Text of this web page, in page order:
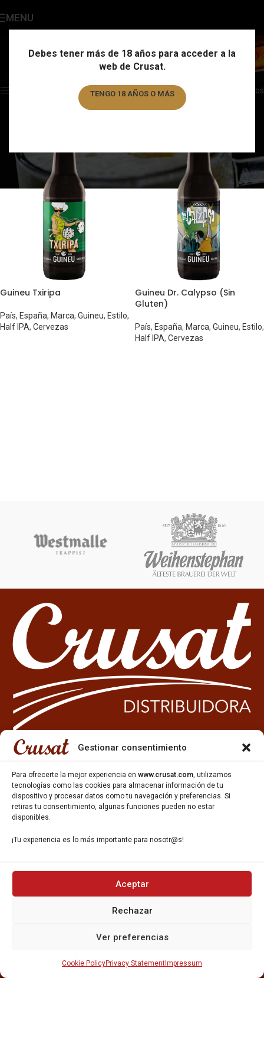
Debes tener más de 18 años para acceder a la
web de Crusat.
TENGO 18 AÑOS O MÁS
Gestionar consentimiento
Para ofrecerte la mejor experiencia en www.crusat.com, utilizamos
tecnologías como las cookies para almacenar información de tu
dispositivo y procesar datos como tu navegación y preferencias. Si
retiras tu consentimiento, algunas funciones pueden no estar
disponibles.
¡Tu experiencia es lo más importante para nosotr@s!
Aceptar
Rechazar
Ver preferencias
Cookie PolicyPrivacy Statement Impressum
MENU Half IPA
Showing all 2 results
Filtros
Guineu Txiripa
País, España, Marca, Guineu, Estilo,
Half IPA, Cervezas
Guineu Dr. Calypso (Sin
Gluten)
País, España, Marca, Guineu, Estilo,
Half IPA, Cervezas
Carrer Miquel Servet 10-12,
Gavà, 08850, Barcelona.
CARTAS DE CERVEZAS Y VINO
CATAS Y FORMACIONES